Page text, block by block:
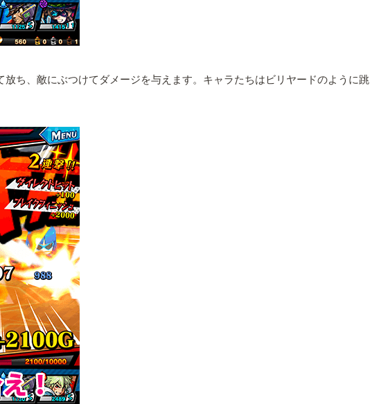
ち、敵にぶつけてダメージを与えます。キャラたちはビリヤードのように跳